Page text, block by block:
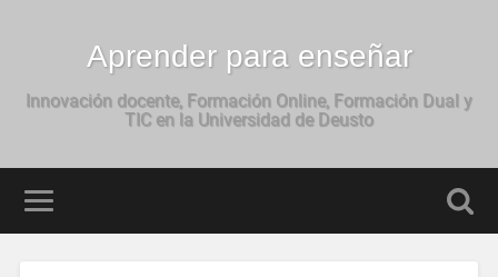
Aprender para enseñar
Innovación docente, Formación Online, Formación Dual y
TIC en la Universidad de Deusto